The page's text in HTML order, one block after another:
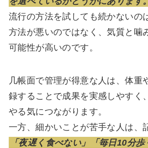
流行の方法を試しても続かないの
方法が悪いのではなく、気質と噛
可能性が高いのです。
几帳面で管理が得意な人は、体重
録することで成果を実感しやすく
やる気につながります。
一方、細かいことが苦手な人は、
「夜遅く食べない」「毎日10分歩